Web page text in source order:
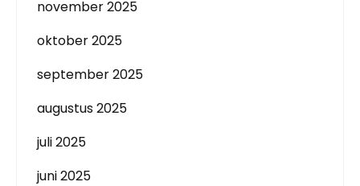
november 2025
oktober 2025
september 2025
augustus 2025
juli 2025
juni 2025